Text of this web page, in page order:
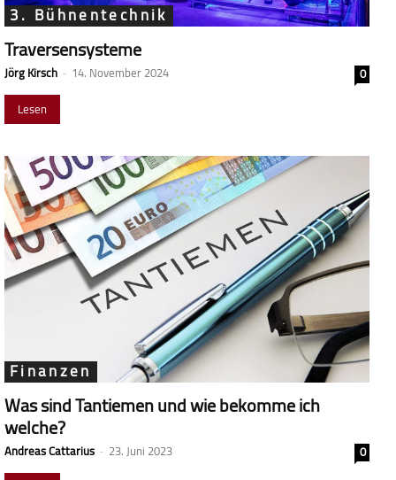
3. Bühnentechnik
Traversensysteme
Jörg Kirsch - 14. November 2024
0
Lesen
Finanzen
Was sind Tantiemen und wie bekomme ich
welche?
Andreas Cattarius - 23. Juni 2023
0